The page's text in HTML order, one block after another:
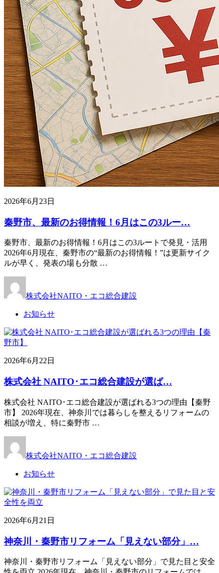
2026年6月23日
秦野市、最新のお得情報！6月はこの3ルー…
秦野市、最新のお得情報！6月はこの3ルートで発見・活用
2026年6月現在、秦野市の“最新のお得情報！”は更新サイク
ルが早く、発表の場も分散 …
株式会社NAITO・エコ総合建設
お知らせ
2026年6月22日
株式会社 NAITO･エコ総合建設が選ば…
株式会社 NAITO･エコ総合建設が選ばれる3つの理由【秦野
市】 2026年現在、神奈川では暮らしを整えるリフォームの
相談が増え、特に秦野市 …
株式会社NAITO・エコ総合建設
お知らせ
2026年6月21日
神奈川・秦野市リフォーム「見えない部分」…
神奈川・秦野市リフォーム「見えない部分」で見た目と安全